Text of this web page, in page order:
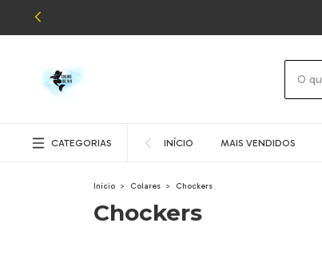
CATEGORIAS INÍCIO MAIS VENDIDOS
Início > Colares > Chockers
Chockers